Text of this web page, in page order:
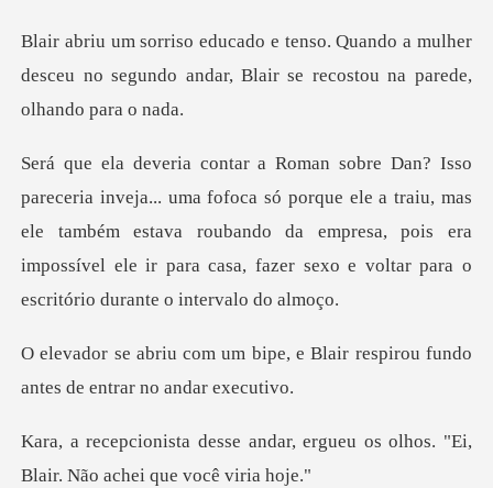
ndo a mulher
desceu no segundo andar, Blair
porque ele a traiu, mas
ele também estava roubando da empresa, pois era
impossível e
e, e Blair respirou fundo
ante
ar, ergueu os olhos. "Ei,
Blair